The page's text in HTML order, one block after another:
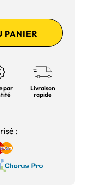
PANIER
par
Livraison
rapide
: